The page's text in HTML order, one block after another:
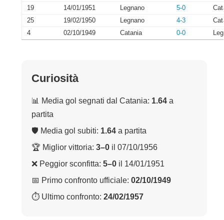
19
14/01/1951 Legnano 5-0
25
19/02/1950 Legnano 4-3
4
02/10/1949 Catania 0-0
Curiosità
📊 Media gol segnati dal Catania: 1.64 a
partita
🛡 Media gol subiti: 1.64 a partita
🏆 Miglior vittoria: 3–0 il 07/10/1956
❌ Peggior sconfitta: 5–0 il 14/01/1951
📅 Primo confronto ufficiale: 02/10/1949
⏱ Ultimo confronto: 24/02/1957